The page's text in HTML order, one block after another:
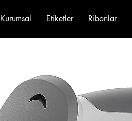
Kurumsal Etiketler Ribonlar